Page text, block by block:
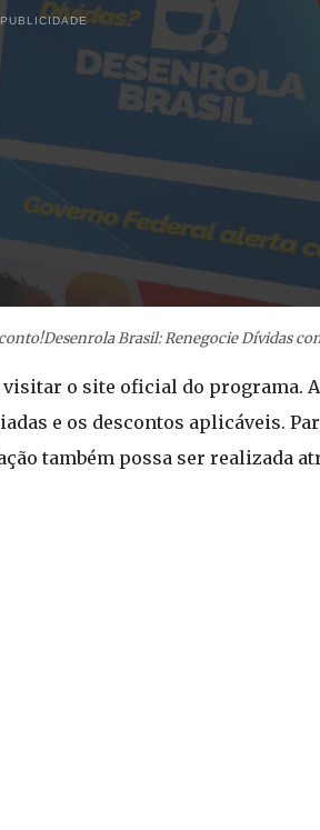
PUBLICIDADE
Brasil: Renegocie Dívidas
o site oficial do programa.
e os descontos aplicáveis.
também possa ser realizada